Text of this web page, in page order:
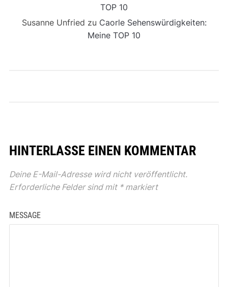
TOP 10
Susanne Unfried zu Caorle Sehenswürdigkeiten:
Meine TOP 10
HINTERLASSE EINEN KOMMENTAR
Deine E-Mail-Adresse wird nicht veröffentlicht.
Erforderliche Felder sind mit *markiert
MESSAGE